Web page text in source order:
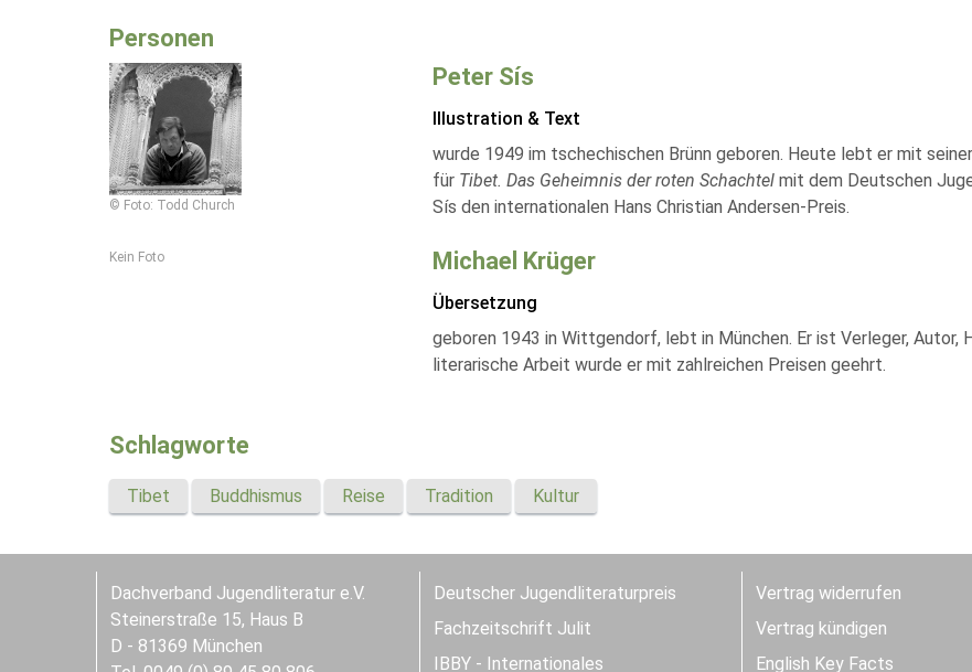
Personen
© Foto: Todd Church
Peter Sís
Illustration & Text
wurde 1949 im tschechischen Brünn geboren. Heute lebt er mit
für Tibet. Das Geheimnis der roten Schachtelmit dem Deutschen
Sís den internationalen Hans Christian Andersen-Preis.
Kein Foto Michael Krüger
Übersetzung
geboren 1943 in Wittgendorf, lebt in München. Er ist Verleger, Autor,
literarische Arbeit wurde er mit zahlreichen Preisen geehrt.
Schlagworte
Tibet Buddhismus Reise Tradition Kultur
Dachverband Jugendliteratur e.V.
Steinerstraße 15, Haus B
D - 81369 München
Deutscher Jugendliteraturpreis
Fachzeitschrift Julit
IBBY - Internationales
Vertrag widerrufen
Vertrag kündigen
English Key Facts